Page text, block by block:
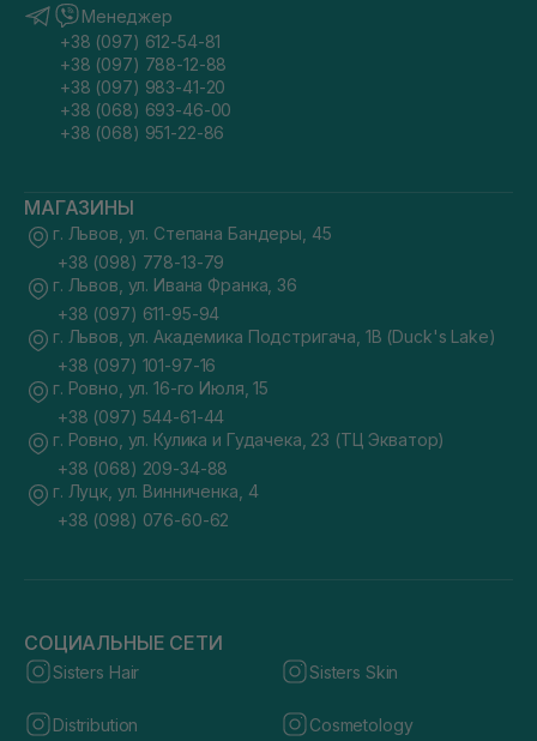
Менеджер
+38 (097) 612-54-81
+38 (097) 788-12-88
+38 (097) 983-41-20
+38 (068) 693-46-00
+38 (068) 951-22-86
МАГАЗИНЫ
г. Львов, ул. Степана Бандеры, 45
+38 (098) 778-13-79
г. Львов, ул. Ивана Франка, 36
+38 (097) 611-95-94
г. Львов, ул. Академика Подстригача, 1В (Duck's Lake)
+38 (097) 101-97-16
г. Ровно, ул. 16-го Июля, 15
+38 (097) 544-61-44
г. Ровно, ул. Кулика и Гудачека, 23 (ТЦ Экватор)
+38 (068) 209-34-88
г. Луцк, ул. Винниченка, 4
+38 (098) 076-60-62
СОЦИАЛЬНЫЕ СЕТИ
Sisters Hair Sisters Skin
Distribution Cosmetology